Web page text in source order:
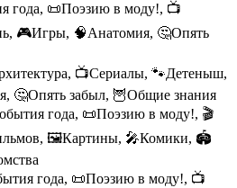
года, 📜Поэзию в моду!, 📺
🎮Игры, 🧠Анатомия, 🤔Опять
📺Сериалы, 🐾Детеныш,
🤔Опять забыл, 🦉Общие знания
года, 📜Поэзию в моду!, 🎬
🖼️Картины, 🎤Комики, 🏟️
года, 📜Поэзию в моду!, 📺